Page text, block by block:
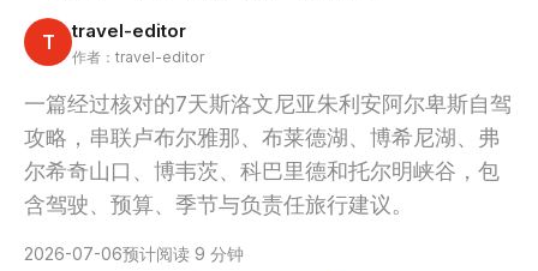
T travel-editor
作者：travel-editor
一篇经过核对的7天斯洛文尼亚朱利安阿尔卑斯自驾
攻略，串联卢布尔雅那、布莱德湖、博希尼湖、弗
尔希奇山口、博韦茨、科巴里德和托尔明峡谷，包
含驾驶、预算、季节与负责任旅行建议。
2026-07-06预计阅读 9 分钟